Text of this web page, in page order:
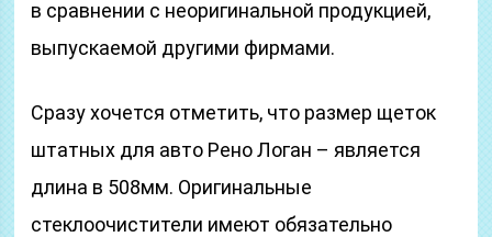
в сравнении с неоригинальной продукцией,
выпускаемой другими фирмами.
Сразу хочется отметить, что размер щеток
штатных для авто Рено Логан – является
длина в 508мм. Оригинальные
стеклоочистители имеют обязательно